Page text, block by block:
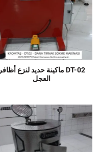
DT-02 ماكينة حديد لنزع أظافر
العجل